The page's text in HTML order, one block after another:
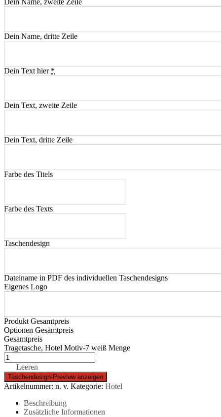
Dein Name, zweite Zeile
Dein Name, dritte Zeile
Dein Text hier *
Dein Text, zweite Zeile
Dein Text, dritte Zeile
Farbe des Titels
Farbe des Texts
Taschendesign
Dateiname in PDF des individuellen Taschendesigns
Eigenes Logo
Produkt Gesamtpreis
Optionen Gesamtpreis
Gesamtpreis
Tragetasche, Hotel Motiv-7 weiß Menge
Leeren
Artikelnummer: n. v. Kategorie: Hotel
Beschreibung
Zusätzliche Informationen